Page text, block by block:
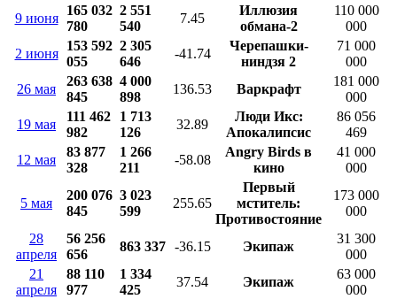
9 июня
165 032
780
2 551
540
7.45
Иллюзия
обмана-2
110 000
000
2 июня
153 592
055
2 305
646
-41.74
Черепашки-
ниндзя 2
71 000
000
26 мая
263 638
845
4 000
898
136.53 Варкрафт
181 000
000
19 мая
111 462
982
1 713
126
32.89
Люди Икс:
Апокалипсис
86 056
469
12 мая
83 877
328
1 266
211
-58.08
Angry Birds в
кино
41 000
000
5 мая
200 076
845
3 023
599
255.65
Первый
мститель:
Противостояние
173 000
000
28
апреля
56 256
656
863 337 -36.15 Экипаж
31 300
000
21
апреля
88 110
977
1 334
425
37.54 Экипаж
63 000
000